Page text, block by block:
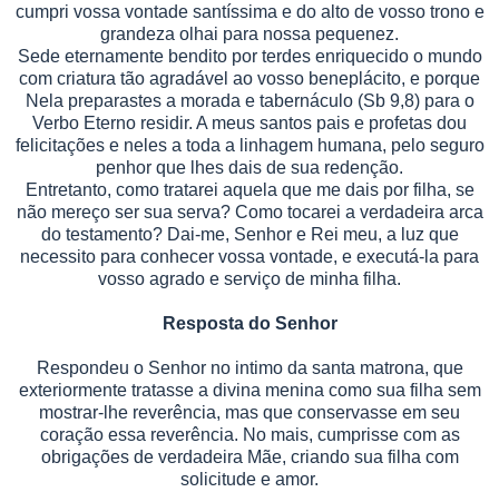
cumpri vossa vontade santíssima e do alto de vosso trono e
grandeza olhai para nossa pequenez.
Sede eternamente bendito por terdes enriquecido o mundo
com criatura tão agradável ao vosso beneplácito, e porque
Nela preparastes a morada e tabernáculo (Sb 9,8) para o
Verbo Eterno residir. A meus santos pais e profetas dou
felicitações e neles a toda a linhagem humana, pelo seguro
penhor que lhes dais de sua redenção.
Entretanto, como tratarei aquela que me dais por filha, se
não mereço ser sua serva? Como tocarei a verdadeira arca
do testamento? Dai-me, Senhor e Rei meu, a luz que
necessito para conhecer vossa vontade, e executá-la para
vosso agrado e serviço de minha filha.
Resposta do Senhor
Respondeu o Senhor no intimo da santa matrona, que
exteriormente tratasse a divina menina como sua filha sem
mostrar-lhe reverência, mas que conservasse em seu
coração essa reverência. No mais, cumprisse com as
obrigações de verdadeira Mãe, criando sua filha com
solicitude e amor.